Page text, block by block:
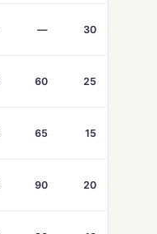
— 30
60 25
65 15
90 20